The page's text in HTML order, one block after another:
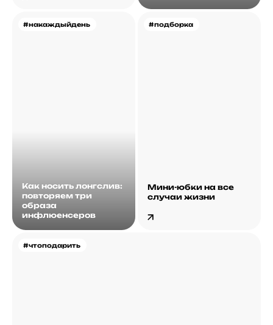
#накаждыйдень
Как носить лонгслив:
повторяем три
образа
инфлюенсеров
#чтоподарить
#подборка
Мини-юбки на все
случаи жизни